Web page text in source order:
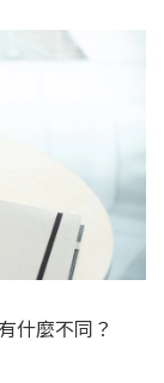
什麼不同？